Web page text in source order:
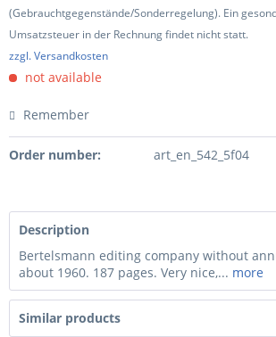
(Gebrauchtgegenstände/Sonderregelung). Ein
Umsatzsteuer in der Rechnung findet nicht statt.
zzgl. Versandkosten
not available
Remember
Order number: art_en_542_5f04
Description
Bertelsmann editing company without
about 1960. 187 pages. Very nice,... more
Similar products